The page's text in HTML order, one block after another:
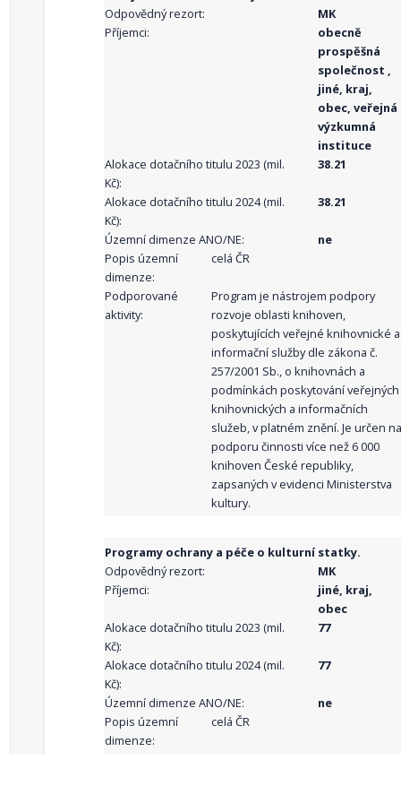
Odpovědný rezort:
MK
Příjemci:
obecně
prospěšná
společnost ,
jiné, kraj,
obec, veřejná
výzkumná
instituce
Alokace dotačního titulu 2023 (mil.
Kč):
38.21
Alokace dotačního titulu 2024 (mil.
Kč):
38.21
Územní dimenze ANO/NE:
ne
Popis územní
dimenze:
celá ČR
Podporované
aktivity:
Program je nástrojem podpory
rozvoje oblasti knihoven,
poskytujících veřejné knihovnické a
informační služby dle zákona č.
257/2001 Sb., o knihovnách a
podmínkách poskytování veřejných
knihovnických a informačních
služeb, v platném znění. Je určen na
podporu činnosti více než 6 000
knihoven České republiky,
zapsaných v evidenci Ministerstva
kultury.
Programy ochrany a péče o kulturní statky.
Odpovědný rezort:
MK
Příjemci:
jiné, kraj,
obec
Alokace dotačního titulu 2023 (mil.
Kč):
77
Alokace dotačního titulu 2024 (mil.
Kč):
77
Územní dimenze ANO/NE:
ne
Popis územní
dimenze:
celá ČR